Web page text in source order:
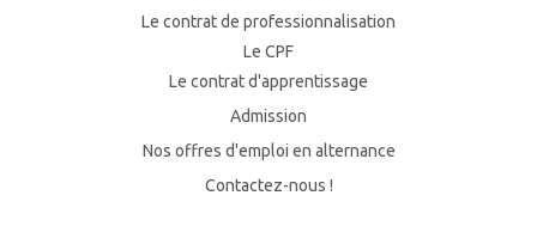
Le contrat de professionnalisation
Le CPF
Le contrat d'apprentissage
Admission
Nos offres d'emploi en alternance
Contactez-nous !